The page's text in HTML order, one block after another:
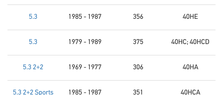
5.3 1985 - 1987 356 40HE
5.3 1979 - 1989 375 40HC; 40HCD
5.3 2+2 1969 - 1977 306 40HA
5.3 2+2 Sports 1985 - 1987 351 40HCA